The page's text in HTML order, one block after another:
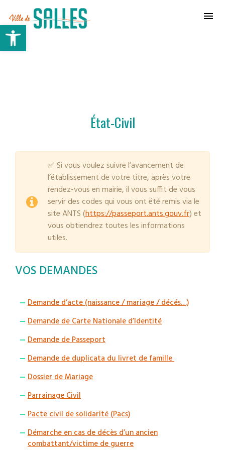
Ouvrir la barre d’outils
État-Civil
✅ Si vous voulez suivre l’avancement de
l’établissement de votre titre, après votre
rendez-vous en mairie, il vous suffit de vous
servir des codes qui vous ont été remis via le
site ANTS (https://passeport.ants.gouv.fr) et
vous obtiendrez toutes les informations
utiles.
VOS DEMANDES
Demande d’acte (naissance / mariage / décés…)
Demande de Carte Nationale d’Identité
Demande de Passeport
Demande de duplicata du livret de famille
Dossier de Mariage
Parrainage Civil
Pacte civil de solidarité (Pacs)
Démarche en cas de décès d’un ancien
combattant/victime de guerre